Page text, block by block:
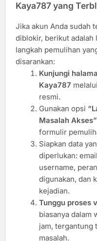
Kaya787 yang
Jika akun Anda sudah
diblokir, berikut adalah
langkah pemulihan
disarankan:
Kunjungi
Kaya787
resmi.
Gunakan opsi
Masalah Akses”
formulir
Siapkan data
diperlukan:
username,
digunakan, dan
kejadian.
Tunggu proses
biasanya dalam
jam, tergantung
masalah.